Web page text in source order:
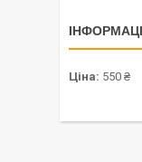
Ціна: 550 ₴